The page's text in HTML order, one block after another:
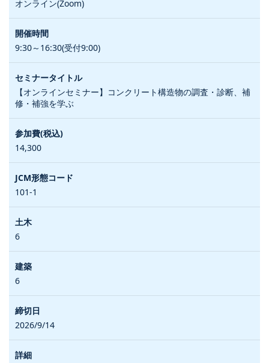
オンライン(Zoom)
9:30～16:30(受付9:00)
【オンラインセミナー】コンクリート構造物の調査・診断、補
修・補強を学ぶ
14,300
101-1
6
6
2026/9/14